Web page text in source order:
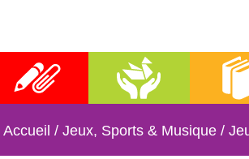
Fournitures scolaires Activités manuelles
Accueil / Jeux, Sports & Musique /